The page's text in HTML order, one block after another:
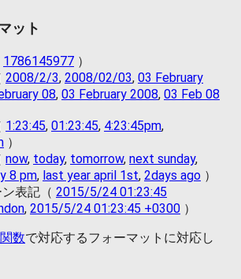
ット
1786145977 ）
2008/2/3, 2008/02/03, 03 February
08, 03 February 2008, 03 Feb 08
1:23:45, 01:23:45, 4:23:45pm,
）
now, today, tomorrow, next sunday,
8 pm, last year april 1st, 2days ago ）
表記（ 2015/5/24 01:23:45
, 2015/5/24 01:23:45 +0300 ）
数で対応するフォーマットに対応し